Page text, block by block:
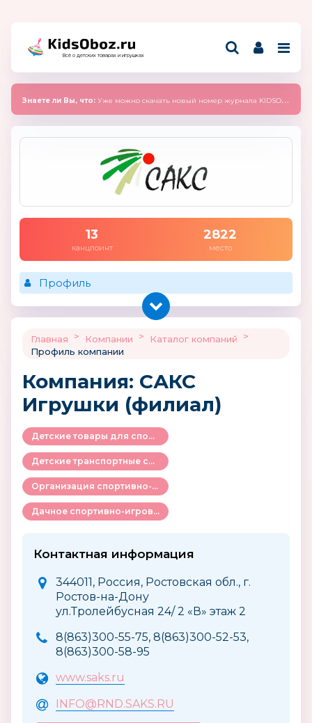
Всё о детских товарах и игрушках
Знаете ли Вы, что: Уже можно скачать новый номер журнала KIDSOBOZ 2025 (сентябрь)
13
канцпоинт
2822
место
Профиль
Главная > Компании > Каталог компаний
>
Профиль компании
Компания: САКС
Игрушки (филиал)
Детские товары для спорта и активного отдыха
Детские транспортные средства - электромобили, автомобили, квадроциклы, веломобили и др.
Организация спортивно-игрового пространства
Дачное спортивно-игровое оборудование
Контактная информация
344011, Россия, Ростовская обл., г.
Ростов-на-Дону
ул.Тролейбусная 24/ 2 «В» этаж 2
8(863)300-55-75, 8(863)300-52-53,
8(863)300-58-95
www.saks.ru
INFO@RND.SAKS.RU